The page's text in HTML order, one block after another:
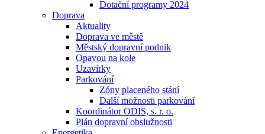
Dotační programy 2024
Doprava
Aktuality
Doprava ve městě
Městský dopravní podnik
Opavou na kole
Uzavírky
Parkování
Zóny placeného stání
Další možnosti parkování
Koordinátor ODIS, s. r. o.
Plán dopravní obslužnosti